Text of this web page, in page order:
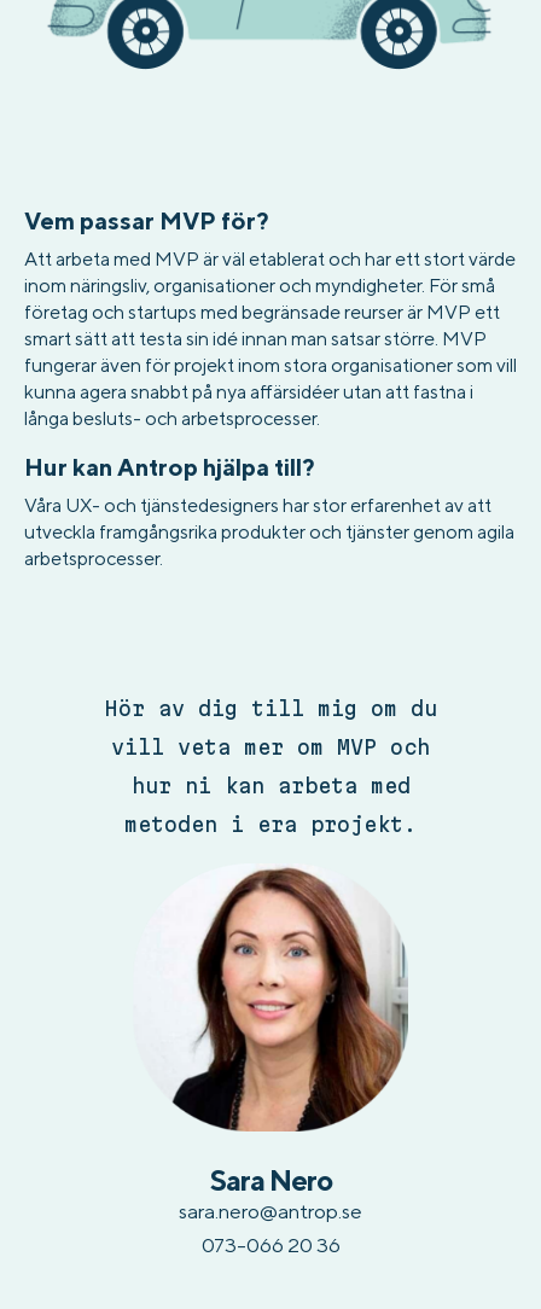
Vem passar MVP för?
Att arbeta med MVP är väl etablerat och har ett stort värde
inom näringsliv, organisationer och myndigheter. För små
företag och startups med begränsade reurser är MVP ett
smart sätt att testa sin idé innan man satsar större. MVP
fungerar även för projekt inom stora organisationer som vill
kunna agera snabbt på nya affärsidéer utan att fastna i
långa besluts- och arbetsprocesser.
Hur kan Antrop hjälpa till?
Våra UX- och tjänstedesigners har stor erfarenhet av att
utveckla framgångsrika produkter och tjänster genom agila
arbetsprocesser.
Hör av dig till mig om du
vill veta mer om MVP och
hur ni kan arbeta med
metoden i era projekt.
Sara Nero
sara.nero@antrop.se
073-066 20 36